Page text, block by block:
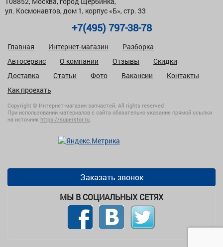
ул. Космонавтов, дом 1, корпус «Б», стр. 33
+7(495) 797-38-78
Главная Интернет-магазин
Разборка
Автосервис
О компании Отзывы
Скидки
Доставка
Статьи Фото Вакансии
Контакты
Как проехать
Copyright © Интернет-магазин запчастей. All rights reserved
При использовании материалов с сайта обязательно указание прямой ссылки
на источник https://superstor.ru.
Заказать звонок
МЫ В СОЦИАЛЬНЫХ СЕТЯХ